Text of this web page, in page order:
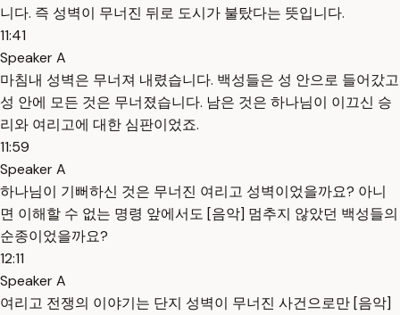
니다. 즉 성벽이 무너진 뒤로 도시가 불탔다는 뜻입니다.
11:41
Speaker A
마침내 성벽은 무너져 내렸습니다. 백성들은 성 안으로 들어갔고
성 안에 모든 것은 무너졌습니다. 남은 것은 하나님이 이끄신 승
리와 여리고에 대한 심판이었죠.
11:59
Speaker A
하나님이 기뻐하신 것은 무너진 여리고 성벽이었을까요? 아니
면 이해할 수 없는 명령 앞에서도 [음악] 멈추지 않았던 백성들의
순종이었을까요?
12:11
Speaker A
여리고 전쟁의 이야기는 단지 성벽이 무너진 사건으로만 [음악]